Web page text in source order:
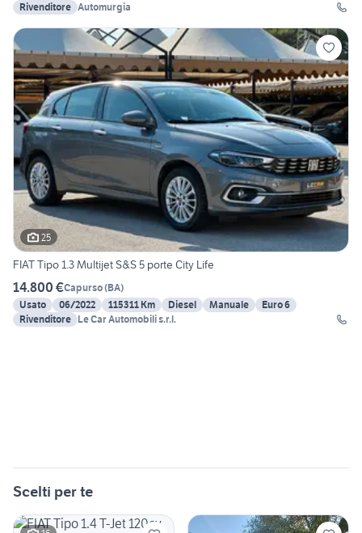
Rivenditore Automurgia
25
FIAT Tipo 1.3 Multijet S&S 5 porte City Life
14.800 €Capurso(BA)
Usato
06/2022 115311 Km Diesel Manuale
Euro 6
Rivenditore Le Car Automobili s.r.l.
Scelti per te